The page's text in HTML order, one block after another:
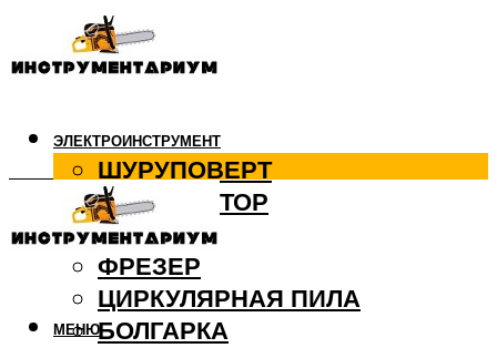
ЭЛЕКТРОИНСТРУМЕНТ
ШУРУПОВЕРТ
ПЕРФОРАТОР
ДРЕЛЬ
ФРЕЗЕР
ЦИРКУЛЯРНАЯ ПИЛА
БОЛГАРКА
МЕНЮ